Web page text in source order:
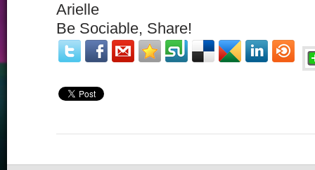
Arielle
Be Sociable, Share!